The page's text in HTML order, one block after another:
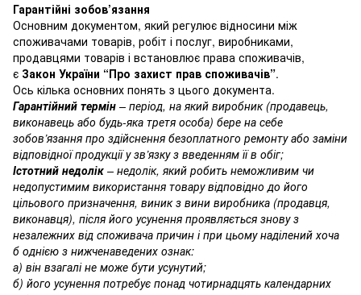
Гарантійні зобов’язання
Основним документом, який регулює відносини між
споживачами товарів, робіт і послуг, виробниками,
продавцями товарів і встановлює права споживачів,
є Закон України “Про захист прав споживачів”.
Ось кілька основних понять з цього документа.
Гарантійний термін – період, на який виробник (продавець,
виконавець або будь-яка третя особа) бере на себе
зобов’язання про здійснення безоплатного ремонту або заміни
відповідної продукції у зв’язку з введенням її в обіг;
Істотний недолік – недолік, який робить неможливим чи
недопустимим використання товару відповідно до його
цільового призначення, виник з вини виробника (продавця,
виконавця), після його усунення проявляється знову з
незалежних від споживача причин і при цьому наділений хоча
б однією з нижченаведених ознак:
а) він взагалі не може бути усунутий;
б) його усунення потребує понад чотирнадцять календарних